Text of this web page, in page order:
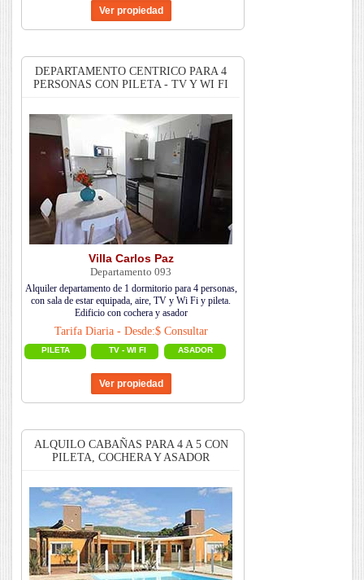
DEPARTAMENTO CENTRICO PARA 4
PERSONAS CON PILETA - TV Y WI FI
Villa Carlos Paz
Departamento 093
Alquiler departamento de 1 dormitorio para 4 personas,
con sala de estar equipada, aire, TV y Wi Fi y pileta.
Edificio con cochera y asador
Tarifa Diaria - Desde:$ Consultar
PILETA TV - WI FI ASADOR
ALQUILO CABAÑAS PARA 4 A 5 CON
PILETA, COCHERA Y ASADOR